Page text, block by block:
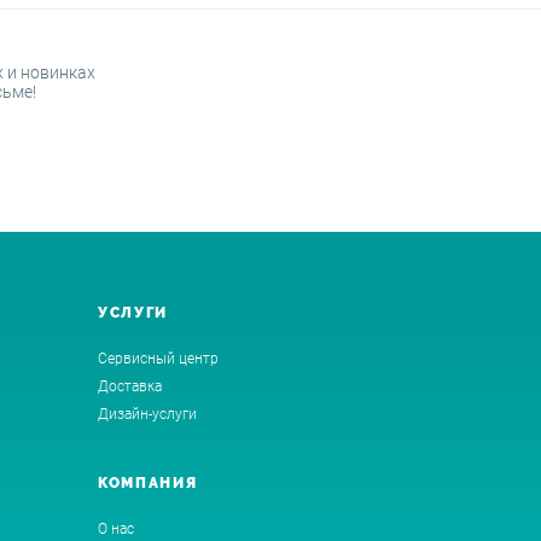
и новинках
УСЛУГИ
Сервисный центр
Доставка
Дизайн-услуги
КОМПАНИЯ
О нас